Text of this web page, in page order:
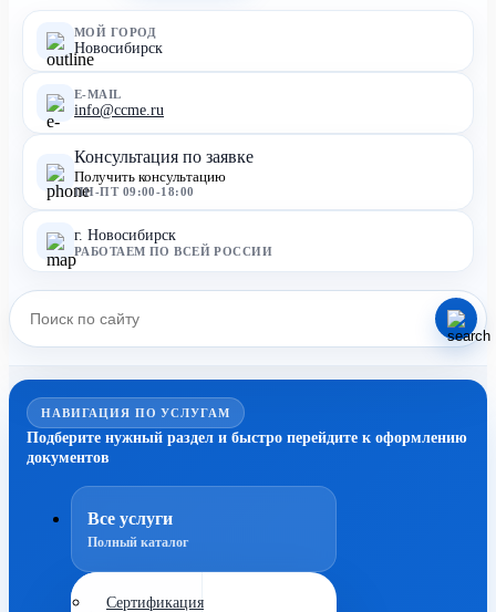
МОЙ ГОРОД
Новосибирск
E-MAIL
info@ccme.ru
Консультация по заявке
Получить консультацию
ПН-ПТ 09:00-18:00
г. Новосибирск
РАБОТАЕМ ПО ВСЕЙ РОССИИ
НАВИГАЦИЯ ПО УСЛУГАМ
Подберите нужный раздел и быстро перейдите к оформлению
документов
Все услуги
Полный каталог
Сертификация